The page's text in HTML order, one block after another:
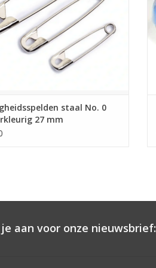
staal No. 0
27 mm
aan voor onze nieuwsbrief: